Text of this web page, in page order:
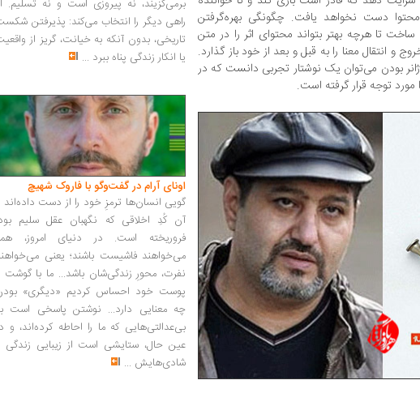
دست نخواهد یافت. چگونگی بهره‌گرفتن
ساخت تا هرچه بهتر بتواند محتوای اثر را در متن
و انتقال معنا را به قبل و بعد از خود باز گذارد.
بودن می‌توان یک نوشتار تجربی دانست که در
توجه قرار گرفته است.
برمی‌گزیند، نه پیروزی است و نه تسلیم.
راهی دیگر را انتخاب می‌کند: پذیرفتن
تاریخی، بدون آنکه به خیانت، گریز از
یا انکار زندگی پناه ببرد ...
اونای آرام در گفت‌وگو با فاروک شهیچ‭
گویی انسان‌ها ترمزِ خود را از دست داده‌اند
آن کُدِ اخلاقی که نگهبان عقل سلیم
فروریخته است. در دنیای امروز،
می‌خواهند فاشیست باشند؛ یعنی
نفرت، محورِ زندگی‌شان باشد... ما با گوشت
پوست خود احساس کردیم «دیگری»
چه معنایی دارد... نوشتن پاسخی است
بی‌عدالتی‌هایی که ما را احاطه کرده‌اند، و
عین حال، ستایشی است از زیبایی زندگی
شادی‌هایش ...